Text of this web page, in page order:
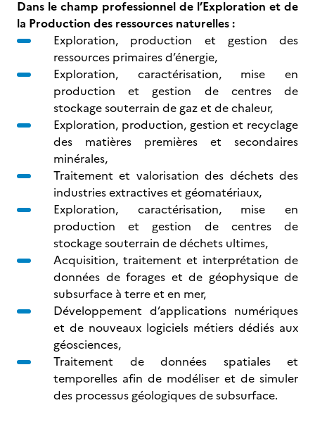
Dans le champ professionnel de l’Exploration et de
la Production des ressources naturelles :
Exploration, production et gestion des
ressources primaires d’énergie,
Exploration, caractérisation, mise en
production et gestion de centres de
stockage souterrain de gaz et de chaleur,
Exploration, production, gestion et recyclage
des matières premières et secondaires
minérales,
Traitement et valorisation des déchets des
industries extractives et géomatériaux,
Exploration, caractérisation, mise en
production et gestion de centres de
stockage souterrain de déchets ultimes,
Acquisition, traitement et interprétation de
données de forages et de géophysique de
subsurface à terre et en mer,
Développement d’applications numériques
et de nouveaux logiciels métiers dédiés aux
géosciences,
Traitement de données spatiales et
temporelles afin de modéliser et de simuler
des processus géologiques de subsurface.